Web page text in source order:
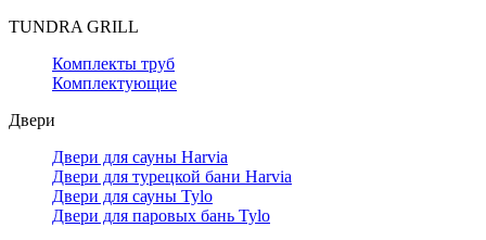
TUNDRA GRILL
Комплекты труб
Комплектующие
Двери
Двери для сауны Harvia
Двери для турецкой бани Harvia
Двери для сауны Tylo
Двери для паровых бань Tylo